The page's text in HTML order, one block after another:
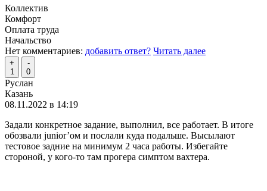
Коллектив
Комфорт
Оплата труда
Начальство
Нет комментариев: добавить ответ? Читать далее
+
1
-
0
Руслан
Казань
08.11.2022 в 14:19
Задали конкретное задание, выполнил, все работает. В итоге
обозвали junior’ом и послали куда подальше. Высылают
тестовое задние на минимум 2 часа работы. Избегайте
стороной, у кого-то там прогера симптом вахтера.